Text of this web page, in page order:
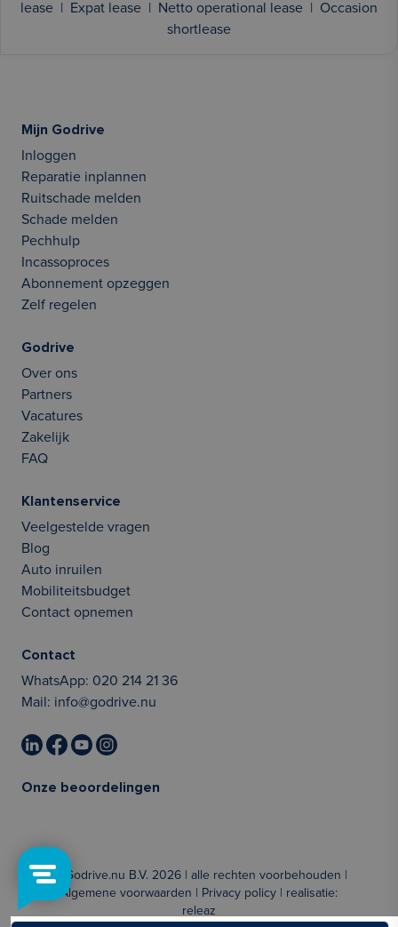
lease
Expat lease Netto operational lease
Occasion
shortlease
Mijn Godrive
Inloggen
Reparatie inplannen
Ruitschade melden
Schade melden
Pechhulp
Incassoproces
Abonnement opzeggen
Zelf regelen
Godrive
Over ons
Partners
Vacatures
Zakelijk
FAQ
Klantenservice
Veelgestelde vragen
Blog
Auto inruilen
Mobiliteitsbudget
Contact opnemen
Contact
WhatsApp: 020 214 21 36
Mail: info@godrive.nu
Onze beoordelingen
© Godrive.nu B.V. 2026 | alle rechten voorbehouden |
Algemene voorwaarden
Privacy policy | realisatie:
releaz